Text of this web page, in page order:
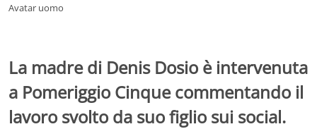
Avatar uomo
La madre di Denis Dosio è intervenuta
a Pomeriggio Cinque commentando il
lavoro svolto da suo figlio sui social.